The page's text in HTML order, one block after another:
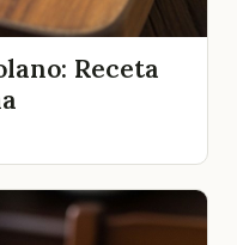
Receta